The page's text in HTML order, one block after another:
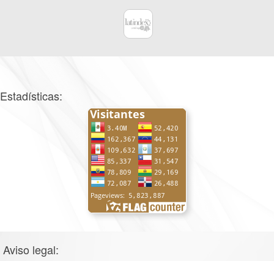
Estadísticas:
Aviso legal: